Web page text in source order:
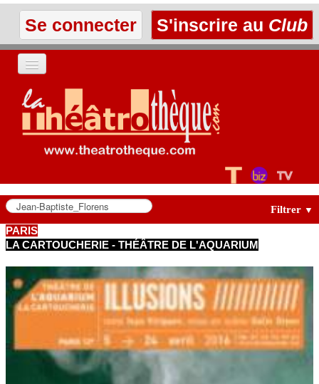
Se connecter S'inscrire au Club
ACCUEIL
LES TEXTES
LES ANNONCES
LE CLUB
Filtrer ▼
PARIS
LA CARTOUCHERIE - THÉÂTRE DE L'AQUARIUM